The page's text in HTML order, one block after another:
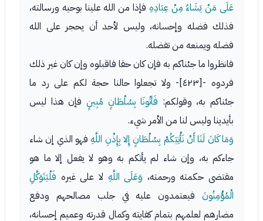
عَلَى مَنْ يَشَاءُ مِنْ عِبَادِهِ فإذا من الله علينا بوحيه ورسالته،
فذلك فضله وإحسانه، وليس لأحد أن يحجر على الله
فضله ويمنعه من تفضله.
فانظروا ما جئناكم به فإن كان حقا فاقبلوه وإن كان غير ذلك
فردوه -[٤٢٣]- ولا تجعلوا حالنا حجة لكم على رد ما
جئناكم به، وقولكم: فَأتُونَا بِسُلْطَانٍ مُبِينٍ فإن هذا ليس
بأيدينا وليس لنا من الأمر شيء.
وَمَا كَانَ لَنَا أَنْ نَأْتِيَكُمْ بِسُلْطَانٍ إِلا بِإِذْنِ اللَّهِفهو الذي إن شاء
جاءكم به، وإن شاء لم يأتكم به وهو لا يفعل إلا ما هو
مقتضى حكمته ورحمته، وَعَلَى اللَّهِ لا على غيره فَلْيَتَوَكَّلِ
الْمُؤْمِنُونَ فيعتمدون عليه في جلب مصالحهم ودفع
مضارهم لعلمهم بتمام كفايته وكمال قدرته وعميم إحسانه،